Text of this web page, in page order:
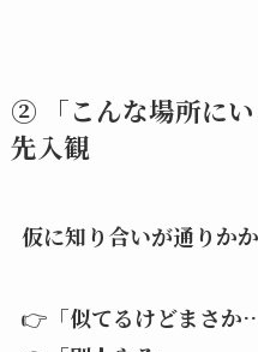
② 「こんな場所に
先入観
仮に知り合いが通りか
👉 「似てるけどまさか…